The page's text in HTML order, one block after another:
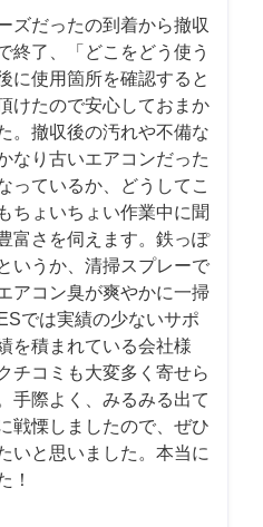
ズだったの到着から撤収
終了、「どこをどう使う
に使用箇所を確認すると
けたので安心しておまか
。撤収後の汚れや不備な
なり古いエアコンだった
っているか、どうしてこ
ちょいちょい作業中に聞
富さを伺えます。鉄っぽ
いうか、清掃スプレーで
アコン臭が爽やかに一掃
では実績の少ないサポ
を積まれている会社様
チコミも大変多く寄せら
手際よく、みるみる出て
戦慄しましたので、ぜひ
いと思いました。本当に
！